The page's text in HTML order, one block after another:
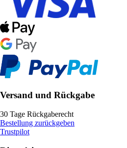
Versand und Rückgabe
30 Tage Rückgaberecht
Bestellung zurückgeben
Trustpilot